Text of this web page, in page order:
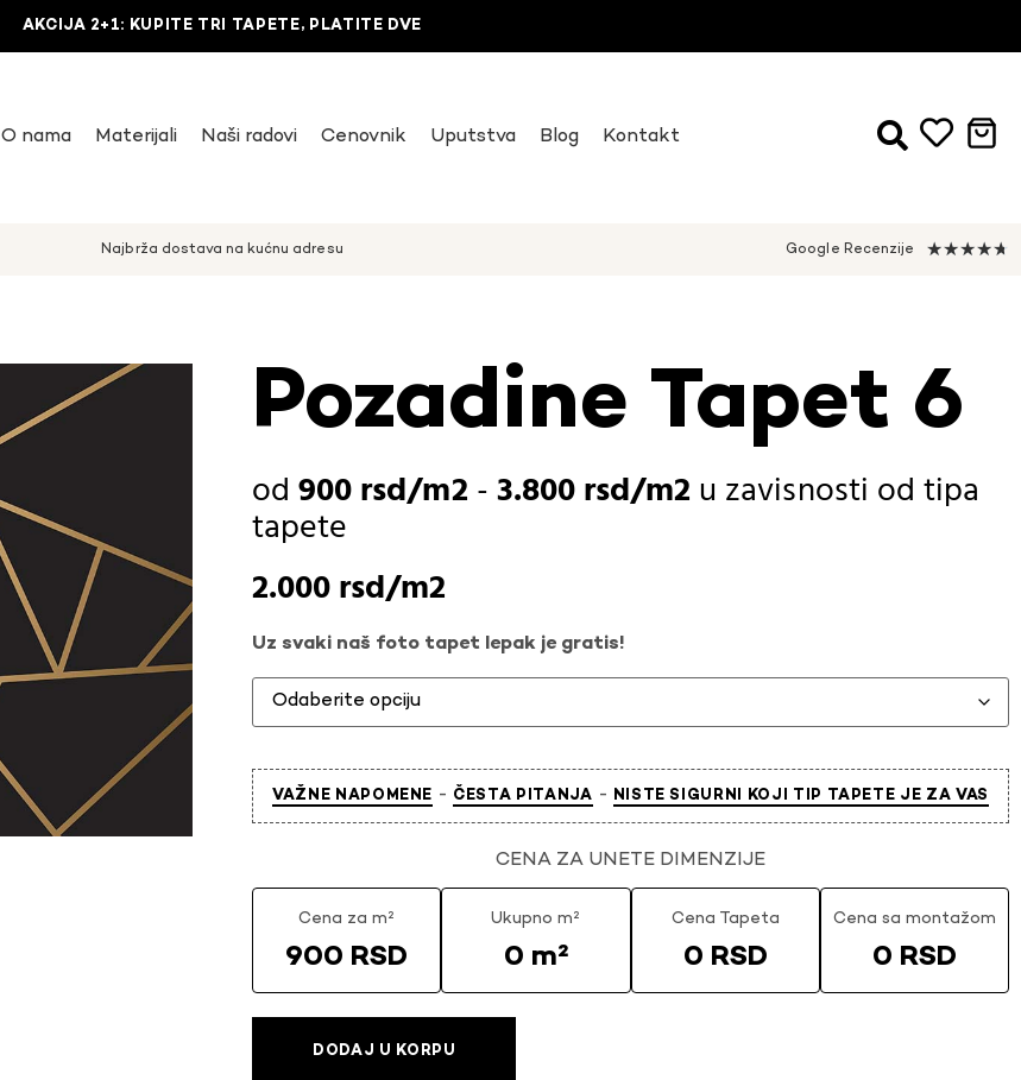
AKCIJA 2+1: KUPITE TRI TAPETE, PLATITE DVE
O nama Materijali Naši radovi Cenovnik Uputstva Blog Kontakt
Najbrža dostava na kućnu adresu Google Recenzije ★★★★★
Pozadine Tapet 6
900rsd -3.800rsd u zavisnosti od tipa
tapete
2.000rsd
Uz svaki naš foto tapet lepak je gratis!
VAŽNE NAPOMENE - ČESTA PITANJA - NISTE SIGURNI KOJI TIP TAPETE JE ZA VAS
CENA ZA UNETE DIMENZIJE
Cena za m²
900 RSD
Ukupno m²
0 m²
Cena Tapeta
0 RSD
Cena sa montažom
0 RSD
DODAJ U KORPU